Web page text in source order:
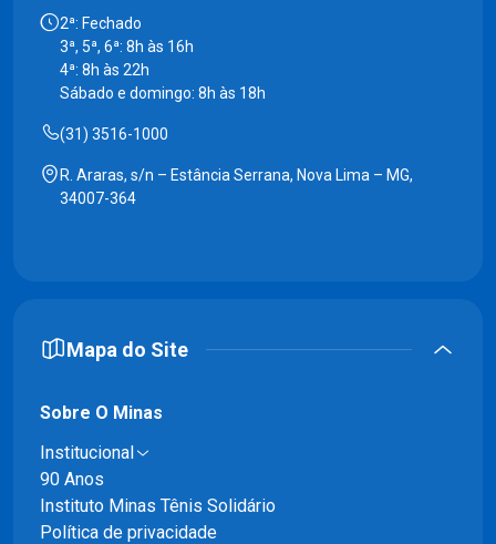
2ª: Fechado
3ª, 5ª, 6ª: 8h às 16h
4ª: 8h às 22h
Sábado e domingo: 8h às 18h
(31) 3516-1000
R. Araras, s/n – Estância Serrana, Nova Lima – MG,
34007-364
Mapa do Site
Sobre O Minas
Institucional
90 Anos
Instituto Minas Tênis Solidário
Política de privacidade